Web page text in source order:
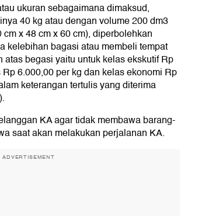
ukuran sebagaimana dimaksud,
40 kg atau dengan volume 200 dm3
x 48 cm x 60 cm), diperbolehkan
kelebihan bagasi atau membeli tempat
begasi yaitu untuk kelas ekskutif Rp
6.000,00 per kg dan kelas ekonomi Rp
keterangan tertulis yang diterima
KA agar tidak membawa barang-
saat akan melakukan perjalanan KA.
ADVERTISEMENT